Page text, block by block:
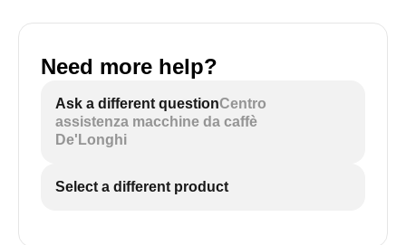
Need more help?
Ask a different questionCentro
assistenza macchine da caffè
De'Longhi
Select a different product